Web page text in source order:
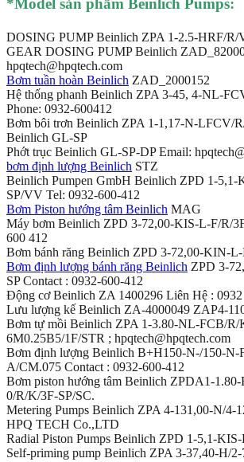
*Model sản phẩm Beinlich Pumps:
DOSING PUMP Beinlich ZPA 1-2.5-HRF/R/
GEAR DOSING PUMP Beinlich
hpqtech@hpqtech.com
Bơm tuần hoàn Beinlich ZAD_2000152
Hệ thống phanh Beinlich ZPA 3-45, 4-NL-
Phone: 0932-600412
Bơm bôi trơn Beinlich ZPA 1-1,17-N-LFCV/
Beinlich GL-SP
Phớt trục Beinlich GL-SP-DP Email:
bơm định lượng Beinlich STZ
Beinlich Pumpen GmbH Beinlich ZPD 1-5,1-
SP/VV Tel: 0932-600-412
Bơm Piston hướng tâm Beinlich MAG
Máy bơm Beinlich ZPD 3-72,00-KIS-L-F/R/
600 412
Bơm bánh răng Beinlich ZPD 3-72,00-KIN-
Bơm định lượng bánh răng Beinlich ZPD 3-
SP Contact : 0932-600-412
Động cơ Beinlich ZA 1400296 Liên Hệ : 0932
Lưu lượng kế Beinlich ZA-4000049 ZAP4-
Bơm tự mồi Beinlich ZPA 1-3.80-NL-FCB/R/
6M0.25B5/1F/STR ; hpqtech@hpqtech.com
Bơm định lượng Beinlich B+H150-N-/150-N-
A/CM.075 Contact : 0932-600-412
Bơm piston hướng tâm Beinlich ZPDA1-
0/R/K/3F-SP/SC.
Metering Pumps Beinlich ZPA 4-131,00-N/4-
HPQ TECH Co.,LTD
Radial Piston Pumps Beinlich ZPD 1-5,1-
Self-priming pump Beinlich ZPA 3-37,40-H/